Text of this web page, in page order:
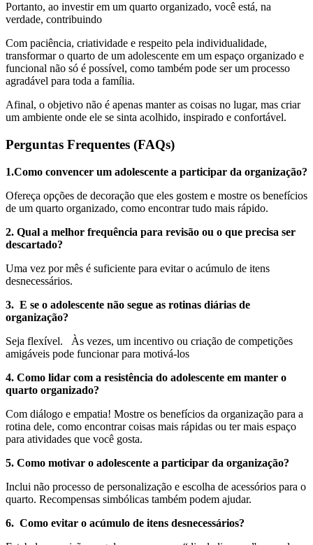
Portanto, ao investir em um quarto organizado, você está, na
verdade, contribuindo
Com paciência, criatividade e respeito pela individualidade,
transformar o quarto de um adolescente em um espaço organizado e
funcional não só é possível, como também pode ser um processo
agradável para toda a família.
Afinal, o objetivo não é apenas manter as coisas no lugar, mas criar
um ambiente onde ele se sinta acolhido, inspirado e confortável.
Perguntas Frequentes (FAQs)
1.Como convencer um adolescente a participar da organização?
Ofereça opções de decoração que eles gostem e mostre os benefícios
de um quarto organizado, como encontrar tudo mais rápido.
2. Qual a melhor frequência para revisão ou o que precisa ser
descartado?
Uma vez por mês é suficiente para evitar o acúmulo de itens
desnecessários.
3. E se o adolescente não segue as rotinas diárias de
organização?
Seja flexível. Às vezes, um incentivo ou criação de competições
amigáveis ​​pode funcionar para motivá-los
4. Como lidar com a resistência do adolescente em manter o
quarto organizado?
Com diálogo e empatia! Mostre os benefícios da organização para a
rotina dele, como encontrar coisas mais rápidas ou ter mais espaço
para atividades que você gosta.
5. Como motivar o adolescente a participar da organização?
Inclui não processo de personalização e escolha de acessórios para o
quarto. Recompensas simbólicas também podem ajudar.
6. Como evitar o acúmulo de itens desnecessários?